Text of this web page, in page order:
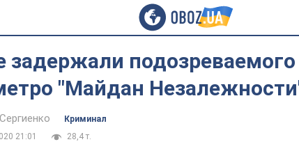
задержали подозреваемого
"Майдан
Криминал
21:01
28,4 т.